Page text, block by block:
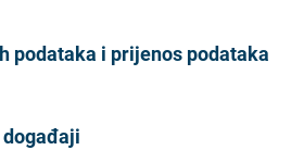
podataka i prijenos podataka